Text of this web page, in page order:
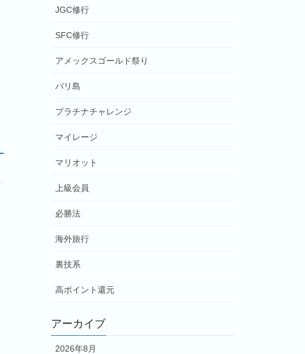
JGC修行
SFC修行
アメックスゴールド祭り
バリ島
プラチナチャレンジ
マイレージ
マリオット
上級会員
必勝法
海外旅行
裏技系
高ポイント還元
アーカイブ
2026年8月